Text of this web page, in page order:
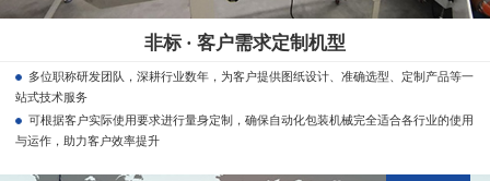
非标 · 客户需求定制机型
多位职称研发团队，深耕行业数年，为客户提供图纸设计、准确选型、定制产品等一
站式技术服务
可根据客户实际使用要求进行量身定制，确保自动化包装机械完全适合各行业的使用
与运作，助力客户效率提升